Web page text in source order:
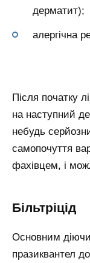
дерматит);
алергічна
Після початку
на наступний
небудь
самопочуття
фахівцем, і
Більтріцід
Основним
празиквантел